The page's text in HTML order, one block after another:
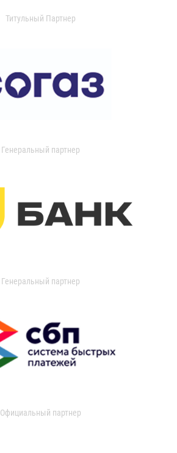
Титульный Партнер
Генеральный партнер
Генеральный партнер
Официальный партнер